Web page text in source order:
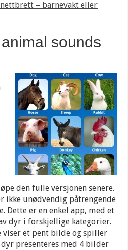
nettbrett – barnevakt eller
sounds
den fulle versjonen senere.
ikke unødvendig påtrengende
Dette er en enkel app, med et
dyr i forskjellige kategorier.
viser et pent bilde og spiller
presenteres med 4 bilder